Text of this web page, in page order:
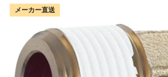
メーカー直送